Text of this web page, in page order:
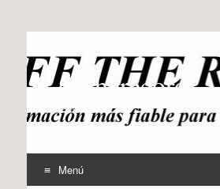
offtherecord
OTR
Menú